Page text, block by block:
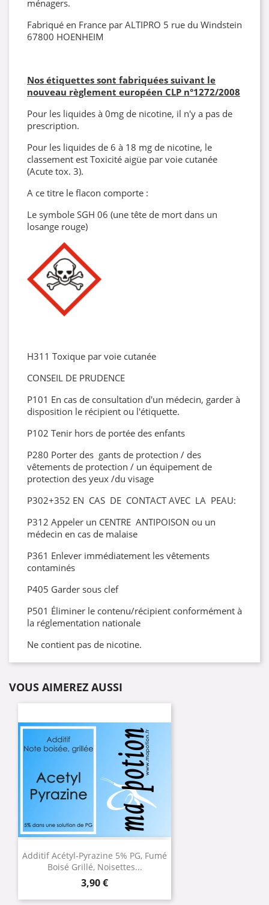
ménagers.
Fabriqué en France par ALTIPRO 5 rue du Windstein
67800 HOENHEIM
Nos étiquettes sont fabriquées suivant le
nouveau règlement européen CLP n°1272/2008
Pour les liquides à 0mg de nicotine, il n'y a pas de
prescription.
Pour les liquides de 6 à 18 mg de nicotine, le
classement est Toxicité aigüe par voie cutanée
(Acute tox. 3).
A ce titre le flacon comporte :
Le symbole SGH 06 (une tête de mort dans un
losange rouge)
H311 Toxique par voie cutanée
CONSEIL DE PRUDENCE
P101 En cas de consultation d'un médecin, garder à
disposition le récipient ou l'étiquette.
P102 Tenir hors de portée des enfants
P280 Porter des gants de protection / des
vêtements de protection / un équipement de
protection des yeux /du visage
P302+352 EN CAS DE CONTACT AVEC LA PEAU:
P312 Appeler un CENTRE ANTIPOISON ou un
médecin en cas de malaise
P361 Enlever immédiatement les vêtements
contaminés
P405 Garder sous clef
P501 Éliminer le contenu/récipient conformément à
la réglementation nationale
Ne contient pas de nicotine.
VOUS AIMEREZ AUSSI
Additif Acétyl-Pyrazine 5% PG, Fumé
Boisé Grillé, Noisettes...
Prix
3,90 €